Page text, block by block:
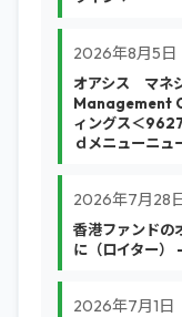
2026年8月5日
オアシス マネ
Management
ィングス＜
ｄメニューニュ
2026年7月28
香港ファンドの
に（ロイター
2026年7月1日